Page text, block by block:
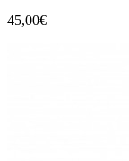
45,00€